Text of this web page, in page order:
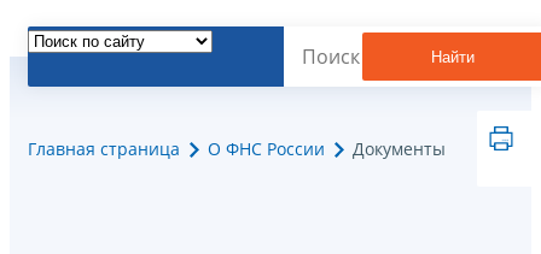
Найти
Главная страница О ФНС России Документы